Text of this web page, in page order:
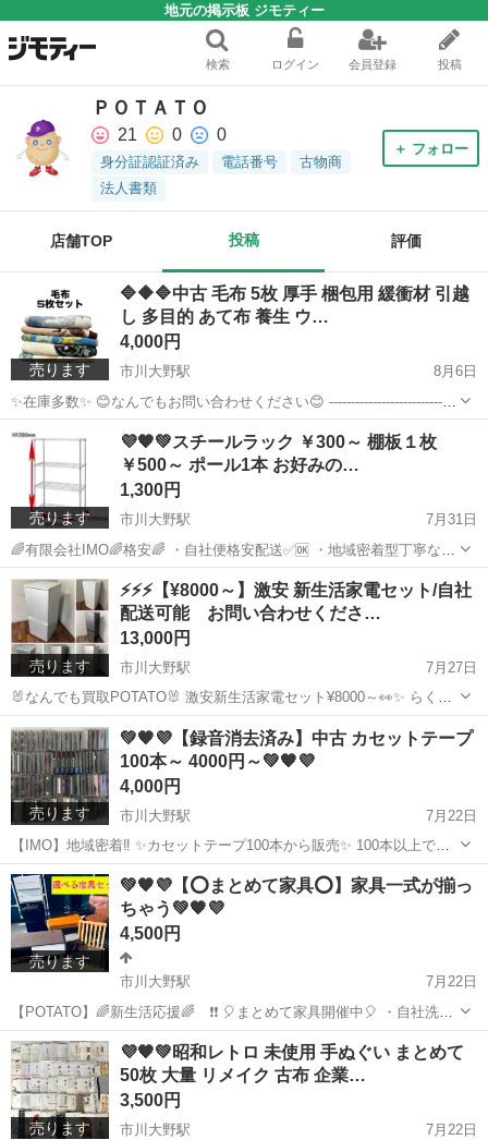
地元の掲示板 ジモティー
検索 ログイン 会員登録 投稿
ＰＯＴＡＴＯ
21 0 0
身分証認証済み 電話番号
古物商
法人書類
＋ フォロー
店舗TOP 投稿 評価
売ります
🔷🔶🔷中古 毛布 5枚 厚手 梱包用 緩衝材 引越
し 多目的 あて布 養生 ウ…
4,000円
市川大野駅
8月6日
✨在庫多数✨ 😊なんでもお問い合わせください😊 ------------------------------
----------------- 【商品】 毛布 --------------------------...
千葉 市川大野駅
売ります
💜🧡💚スチールラック ￥300～ 棚板１枚
￥500～ ポール1本 お好みの…
1,300円
市川大野駅
7月31日
🌈有限会社IMO🌈格安🌈 ・自社便格安配送✅🆗 ・地域密着型丁寧な対
応✅🆗 ・直接引き取り大歓迎✅🆗 😊地域密着型、お客様の希望に沿っ
て 最後まで丁寧に対応させていただきます😊 ⬇⬇⬇店舗...
千葉 市川市 市川大野駅 その他 ポール
売ります
⚡⚡⚡【¥8000～】激安 新生活家電セット/自社
配送可能 お問い合わせくださ…
13,000円
市川大野駅
7月27日
🐰なんでも買取POTATO🐰 激安新生活家電セット¥8000～👀✨ らくら
くに自社配送も可能👀✨ まだまだ使用できる商品👀✨ お見逃しなく❗ --
------------------------------...
千葉 市川市 市川大野駅 生活家電 セット
売ります
💚🧡💜【録音消去済み】中古 カセットテープ
100本～ 4000円～💚🧡💜
4,000円
市川大野駅
7月22日
【IMO】地域密着‼ ✨カセットテープ100本から販売✨ 100本以上での
おまとめ売りです😍😍😍 29分以下は入ってません👍 業者様にも、個
人の方も是非❗❗❗ -----------------------...
千葉 市川市 市川大野駅 その他 カセットテープ
売ります
💚🧡💜【⭕まとめて家具⭕】家具一式が揃っ
ちゃう💚🧡💜
4,500円
市川大野駅
7月22日
【POTATO】🌈新生活応援🌈 ❗❗ 🎈まとめて家具開催中🎈 ・自社洗浄
済み✅🆗 ・自社便格安配送✅🆗 ・地域密着型丁寧な対応✅🆗 ・直接引
き取り大歓迎✅🆗 😊地域密着型、お客様の希望に沿って 最後まで...
千葉 市川市 市川大野駅 その他 セット
売ります
💜🧡💚昭和レトロ 未使用 手ぬぐい まとめて
50枚 大量 リメイク 古布 企業…
3,500円
市川大野駅
7月22日